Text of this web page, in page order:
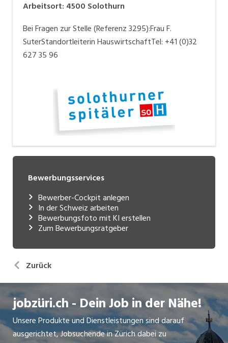
Arbeitsort: 4500 Solothurn
Bei Fragen zur Stelle (Referenz 3295):Frau F.
SuterStandortleiterin HauswirtschaftTel: +41 (0)32
627 35 96
Bewerbungsservices
Bewerber-Cockpit anlegen
In der Schweiz arbeiten
Bewerbungsfoto mit KI erstellen
Zum Bewerbungsratgeber
Zurück
jobzüri.ch - Dein Job in der Nähe!
Unsere Produkte und Dienstleistungen sind darauf
ausgerichtet, Jobsuchende in Zürich dabei zu